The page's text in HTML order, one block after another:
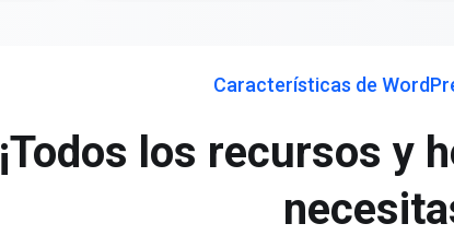
Características de
¡Todos los recursos y